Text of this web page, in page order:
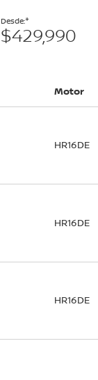
Desde:
$429,990
Motor
HR16DE
HR16DE
HR16DE